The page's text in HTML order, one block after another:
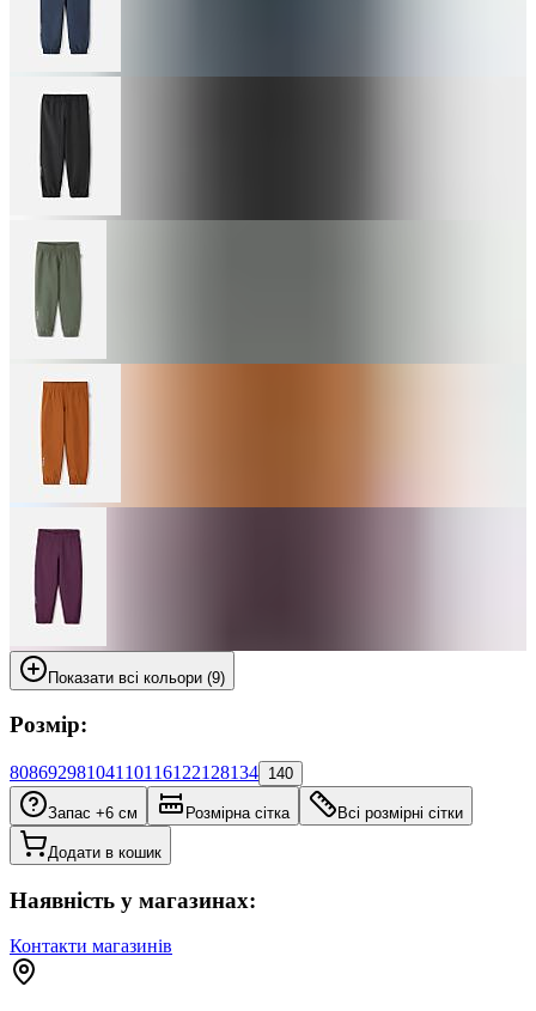
Показати всі кольори (9)
Розмір:
80869298104110116122128134 140
Запас +6 см Розмірна сітка Всі розмірні сітки
Додати в кошик
Наявність у магазинах:
Контакти магазинів